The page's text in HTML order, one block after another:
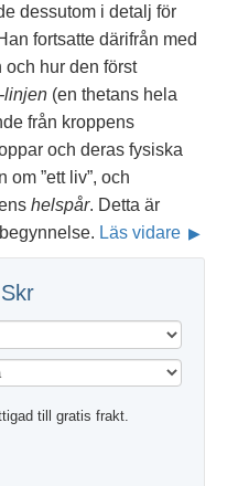
dessutom i detalj för
fortsatte därifrån med
och hur den först
linjen (en thetans hela
från kroppens
och deras fysiska
”ett liv”, och
helspår. Detta är
Läs vidare
till gratis frakt.